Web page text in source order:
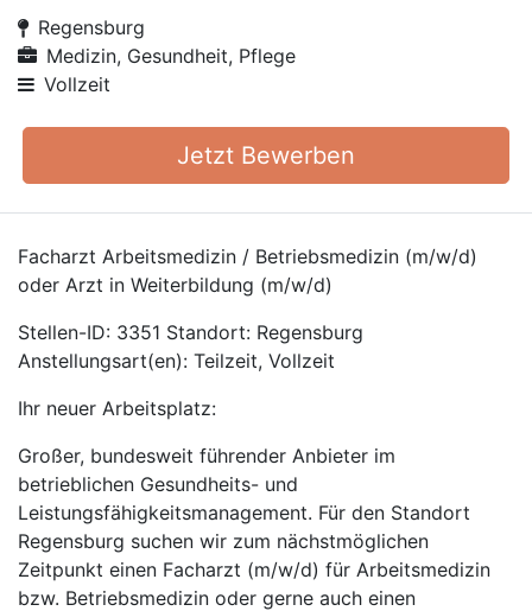
Regensburg
Medizin, Gesundheit, Pflege
Vollzeit
Jetzt Bewerben
Facharzt Arbeitsmedizin / Betriebsmedizin (m/w/d)
oder Arzt in Weiterbildung (m/w/d)
Stellen-ID: 3351 Standort: Regensburg
Anstellungsart(en): Teilzeit, Vollzeit
Ihr neuer Arbeitsplatz:
Großer, bundesweit führender Anbieter im
betrieblichen Gesundheits- und
Leistungsfähigkeitsmanagement. Für den Standort
Regensburg suchen wir zum nächstmöglichen
Zeitpunkt einen Facharzt (m/w/d) für Arbeitsmedizin
bzw. Betriebsmedizin oder gerne auch einen